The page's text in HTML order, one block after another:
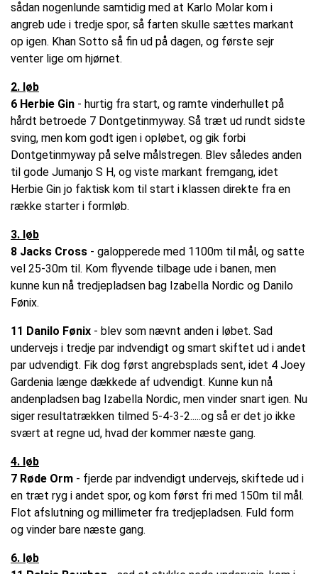
sådan nogenlunde samtidig med at Karlo Molar kom i
angreb ude i tredje spor, så farten skulle sættes markant
op igen. Khan Sotto så fin ud på dagen, og første sejr
venter lige om hjørnet.
2. løb
6 Herbie Gin - hurtig fra start, og ramte vinderhullet på
hårdt betroede 7 Dontgetinmyway. Så træt ud rundt sidste
sving, men kom godt igen i opløbet, og gik forbi
Dontgetinmyway på selve målstregen. Blev således anden
til gode Jumanjo S H, og viste markant fremgang, idet
Herbie Gin jo faktisk kom til start i klassen direkte fra en
række starter i formløb.
3. løb
8 Jacks Cross - galopperede med 1100m til mål, og satte
vel 25-30m til. Kom flyvende tilbage ude i banen, men
kunne kun nå tredjepladsen bag Izabella Nordic og Danilo
Fønix.
11 Danilo Fønix - blev som nævnt anden i løbet. Sad
undervejs i tredje par indvendigt og smart skiftet ud i andet
par udvendigt. Fik dog først angrebsplads sent, idet 4 Joey
Gardenia længe dækkede af udvendigt. Kunne kun nå
andenpladsen bag Izabella Nordic, men vinder snart igen. Nu
siger resultatrækken tilmed 5-4-3-2.....og så er det jo ikke
svært at regne ud, hvad der kommer næste gang.
4. løb
7 Røde Orm - fjerde par indvendigt undervejs, skiftede ud i
en træt ryg i andet spor, og kom først fri med 150m til mål.
Flot afslutning og millimeter fra tredjepladsen. Fuld form
og vinder bare næste gang.
6. løb